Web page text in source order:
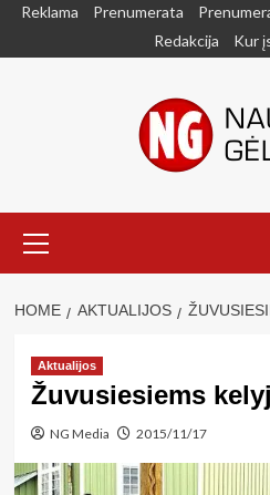
SkipReklama Prenumerata
Redakcija
Kur
Menu
HOME AKTUALIJOS
Aktualijos
Žuvusiesiems
NG Media 2015/11/17